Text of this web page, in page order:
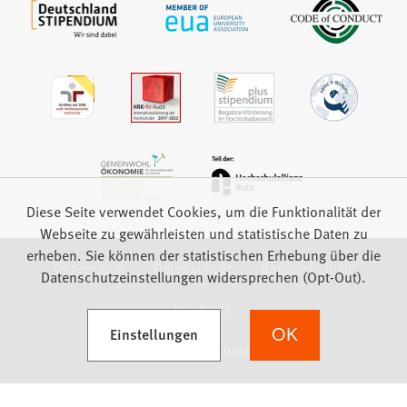
Impressum Datenschutz
Barrierefreiheit
Feedback
Diese Seite verwendet Cookies, um die Funktionalität der
Webseite zu gewährleisten und statistische Daten zu
erheben. Sie können der statistischen Erhebung über die
Datenschutzeinstellungen widersprechen (Opt-Out).
Einstellungen
(Öffnet in einem neuen Tab) OK